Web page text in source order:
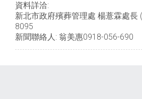
資料詳洽:
新北市政府殯葬管理處 楊薏霖處長
8095
新聞聯絡人: 翁美惠0918-056-690